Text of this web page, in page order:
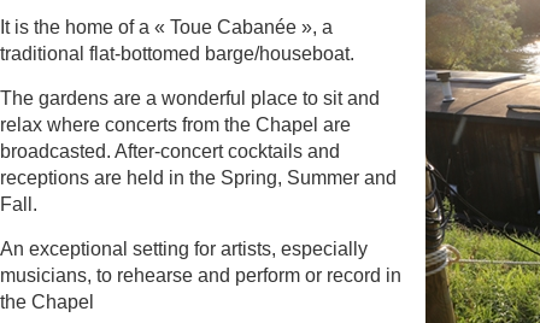
It is the home of a « Toue Cabanée », a
traditional flat-bottomed barge/houseboat.
The gardens are a wonderful place to sit and
relax where concerts from the Chapel are
broadcasted. After-concert cocktails and
receptions are held in the Spring, Summer and
Fall.
An exceptional setting for artists, especially
musicians, to rehearse and perform or record in
the Chapel